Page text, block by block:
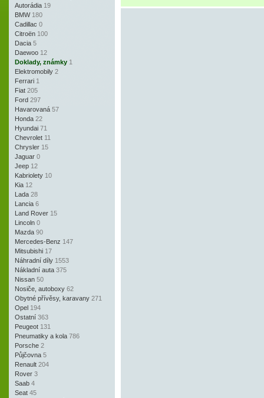
Autorádia 19
BMW 180
Cadillac 0
Citroën 100
Dacia 5
Daewoo 12
Doklady, známky 1
Elektromobily 2
Ferrari 1
Fiat 205
Ford 297
Havarovaná 57
Honda 22
Hyundai 71
Chevrolet 11
Chrysler 15
Jaguar 0
Jeep 12
Kabriolety 10
Kia 12
Lada 28
Lancia 6
Land Rover 15
Lincoln 0
Mazda 90
Mercedes-Benz 147
Mitsubishi 17
Náhradní díly 1553
Nákladní auta 375
Nissan 50
Nosiče, autoboxy 62
Obytné přívěsy, karavany 271
Opel 194
Ostatní 363
Peugeot 131
Pneumatiky a kola 786
Porsche 2
Půjčovna 5
Renault 204
Rover 3
Saab 4
Seat 45